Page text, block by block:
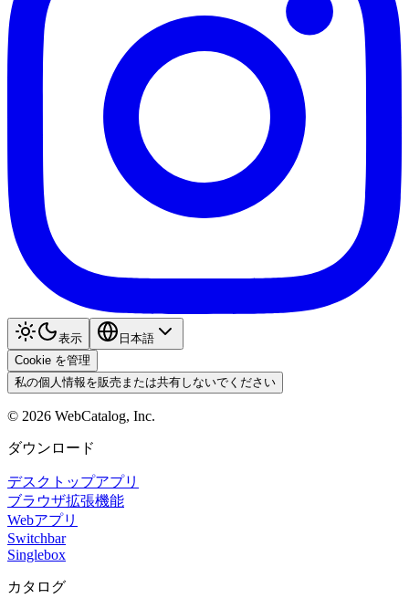
表示
日本語
Cookie を管理
私の個人情報を販売または共有しないでください
© 2026 WebCatalog, Inc.
ダウンロード
デスクトップアプリ
ブラウザ拡張機能
Webアプリ
Switchbar
Singlebox
カタログ